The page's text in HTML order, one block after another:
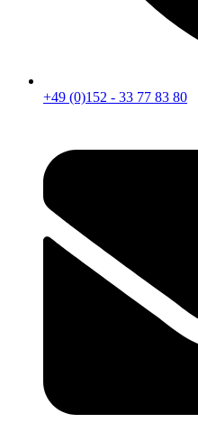
+49 (0)152 - 33 77 83 80